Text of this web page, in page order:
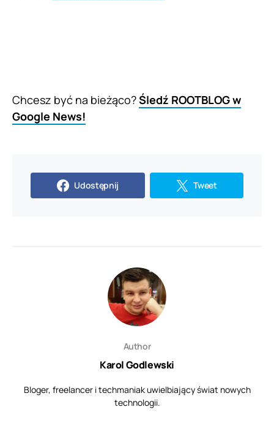
Chcesz być na bieżąco?Śledź ROOTBLOG w
Google News!
Udostępnij Tweet
Author
Karol Godlewski
Bloger, freelancer i techmaniak uwielbiający świat nowych
technologii.